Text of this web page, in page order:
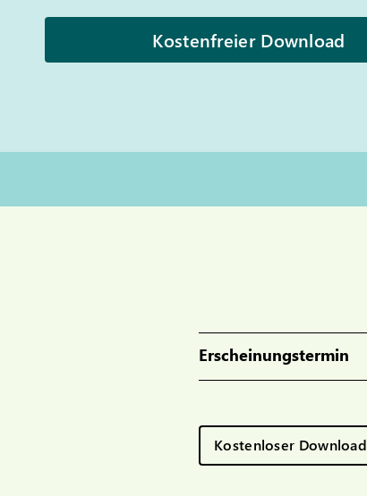
Kostenfreier Download
Erscheinungstermin
Kostenloser Download